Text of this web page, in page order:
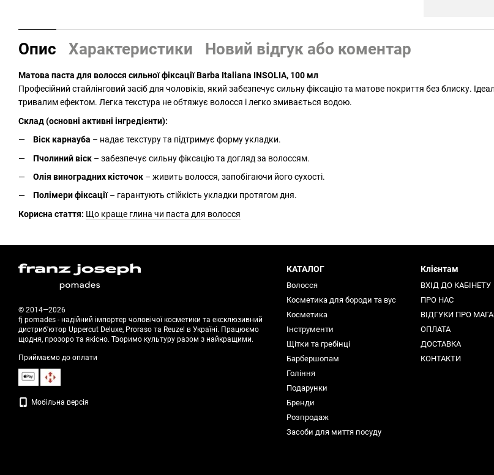
Опис Характеристики Новий відгук або коментар
Матова паста для волосся сильної фіксації Barba Italiana INSOLIA, 100 мл
Професійний стайлінговий засіб для чоловіків, який забезпечує сильну фіксацію та матове покриття без блиску.
тривалим ефектом. Легка текстура не обтяжує волосся і легко змивається водою.
Склад (основні активні інгредієнти):
Віск карнауба – надає текстуру та підтримує форму укладки.
Пчолиний віск – забезпечує сильну фіксацію та догляд за волоссям.
Олія виноградних кісточок – живить волосся, запобігаючи його сухості.
Полімери фіксації– гарантують стійкість укладки протягом дня.
Корисна стаття: Що краще глина чи паста для волосся
© 2014—2026
fj pomades - надійний імпортер чоловічої косметики та ексклюзивний
дистриб'ютор Uppercut Deluxe, Proraso та Reuzel в Україні. Працюємо
щодня, прозоро та якісно. Творимо культуру разом з найкращими.
Приймаємо до оплати
Мобільна версія
КАТАЛОГ
Волосся
Косметика для бороди та вус
Косметика
Інструменти
Щітки та гребінці
Барбершопам
Гоління
Подарунки
Бренди
Розпродаж
Засоби для миття посуду
Клієнтам
ВХІД ДО КАБІНЕТУ
ПРО НАС
ВІДГУКИ ПРО
ОПЛАТА
ДОСТАВКА
КОНТАКТИ